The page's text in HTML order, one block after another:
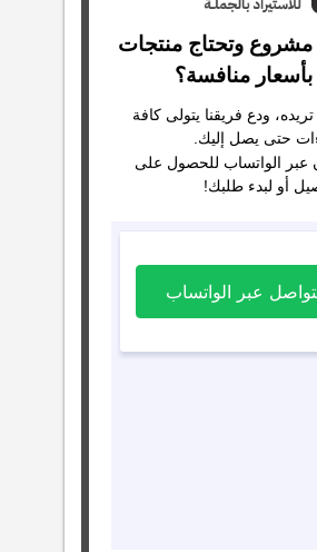
وتحتاج منتجات
بأسعار منافسة؟
ودع فريقنا يتولى كافة
حتى يصل إليك.
عبر الواتساب للحصول على
أو لبدء طلبك!